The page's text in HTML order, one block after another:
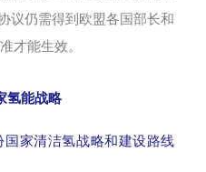
议仍需得到欧盟各国部长和
才能生效。
氢能战略
国家清洁氢战略和建设路线